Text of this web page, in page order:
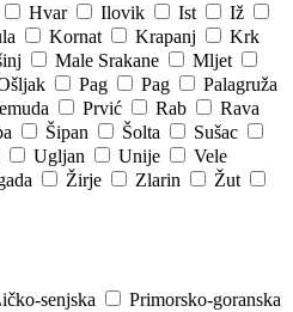
Hvar Ilovik Ist
Iž
Kornat Krapanj
Krk
Male Srakane
Mljet
Pag Pag
Palagruža
Prvić Rab
Rava
Šipan Šolta
Sušac
Ugljan Unije
Vele
Žirje Zlarin
Žut
senjska
Primorsko-goranska